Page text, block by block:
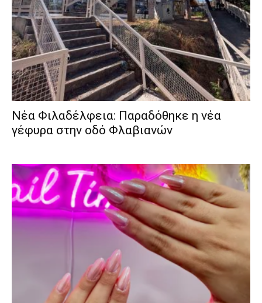
Νέα Φιλαδέλφεια: Παραδόθηκε η νέα
γέφυρα στην οδό Φλαβιανών